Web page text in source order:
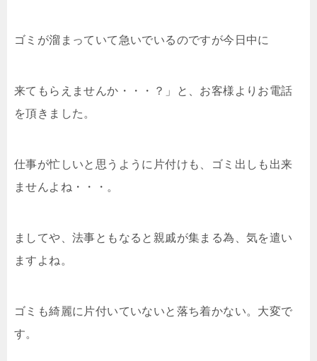
ゴミが溜まっていて急いでいるのですが今日中に
来てもらえませんか・・・？」と、お客様よりお電話
を頂きました。
仕事が忙しいと思うように片付けも、ゴミ出しも出来
ませんよね・・・。
ましてや、法事ともなると親戚が集まる為、気を遣い
ますよね。
ゴミも綺麗に片付いていないと落ち着かない。大変で
す。